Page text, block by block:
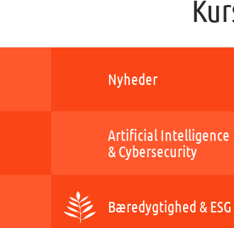
Nyheder
Artificial Intelligence
& Cybersecurity
Bæredygtighed & ESG